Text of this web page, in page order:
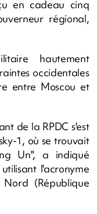
en cadeau cinq
régional,
hautement
occidentales
entre Moscou et
de la RPDC s'est
1, où se trouvait
Un", a indiqué
l'acronyme
(République